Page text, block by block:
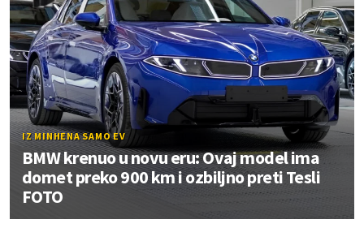
IZ MINHENA SAMO EV
BMW krenuo u novu eru: Ovaj model ima
domet preko 900 km i ozbiljno preti Tesli
FOTO